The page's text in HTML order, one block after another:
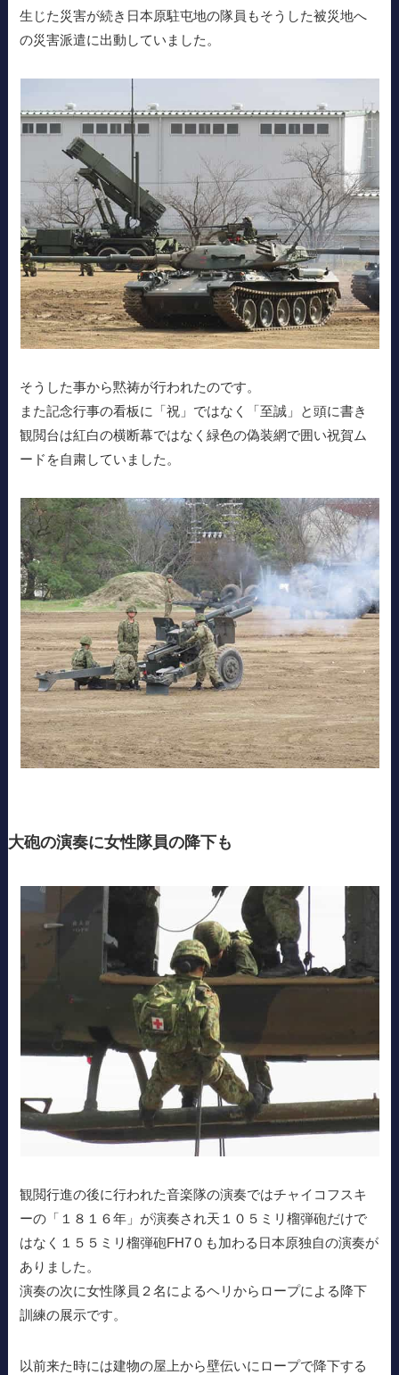
生じた災害が続き日本原駐屯地の隊員もそうした被災地へ
の災害派遣に出動していました。
そうした事から黙祷が行われたのです。
また記念行事の看板に「祝」ではなく「至誠」と頭に書き
観閲台は紅白の横断幕ではなく緑色の偽装網で囲い祝賀ム
ードを自粛していました。
大砲の演奏に女性隊員の降下も
観閲行進の後に行われた音楽隊の演奏ではチャイコフスキ
ーの「１８１６年」が演奏され天１０５ミリ榴弾砲だけで
はなく１５５ミリ榴弾砲FH7０も加わる日本原独自の演奏が
ありました。
演奏の次に女性隊員２名によるヘリからロープによる降下
訓練の展示です。
以前来た時には建物の屋上から壁伝いにロープで降下する